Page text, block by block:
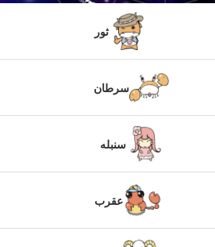
ثور
سرطان
سنبله
عقرب